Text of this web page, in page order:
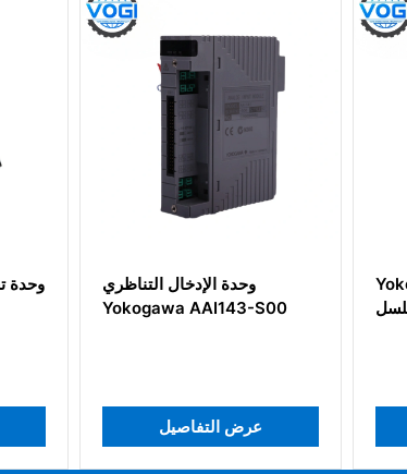
وحدة الإدخال التناظري
Yokogawa AAI143-S00
عرض التفاصيل
Yokogawa
التسلسل